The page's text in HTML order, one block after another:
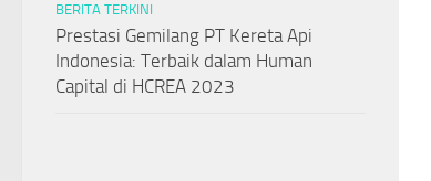
BERITA TERKINI
Prestasi Gemilang PT Kereta Api
Indonesia: Terbaik dalam Human
Capital di HCREA 2023